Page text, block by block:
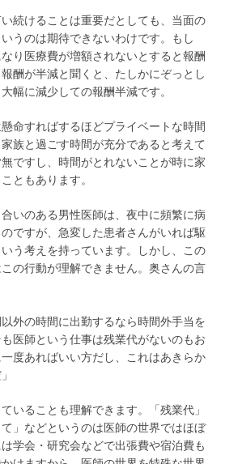
続けることは重要だとしても、当面の
うのは期待できないわけです。もし
り医療費が増額されないとすると報酬
酬が半減と聞くと、たしかにぞっとし
幅に減少しての報酬半減です。
命すればするほどプライベートな時間
族と過ごす時間が充分であると考えて
ですし、時間がとれないことが時に家
ともあります。
いのある男性医師は、夜中に頻繁に病
ですが、急変した患者さんがいれば駆
う考えを持っています。しかし、この
の行動が理解できません。奥さんの言
外の時間に出勤するなら時間外手当を
医師という仕事は残業代がないのもお
度あればいい方だし、これはあきらか
いることも理解できます。「残業代」
」などというのは医師の世界ではほぼ
学会・研究会などで出張費や宿泊費も